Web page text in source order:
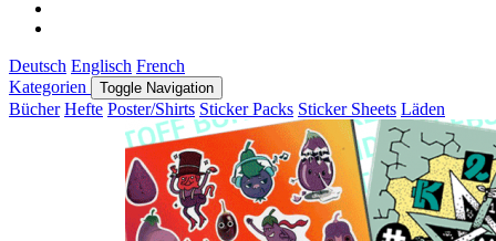
Deutsch Englisch French
Kategorien
Toggle Navigation
Bücher Hefte Poster/Shirts Sticker Packs Sticker Sheets Läden